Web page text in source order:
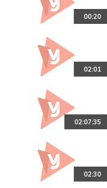
00:20
02:01
02:07:35
02:30